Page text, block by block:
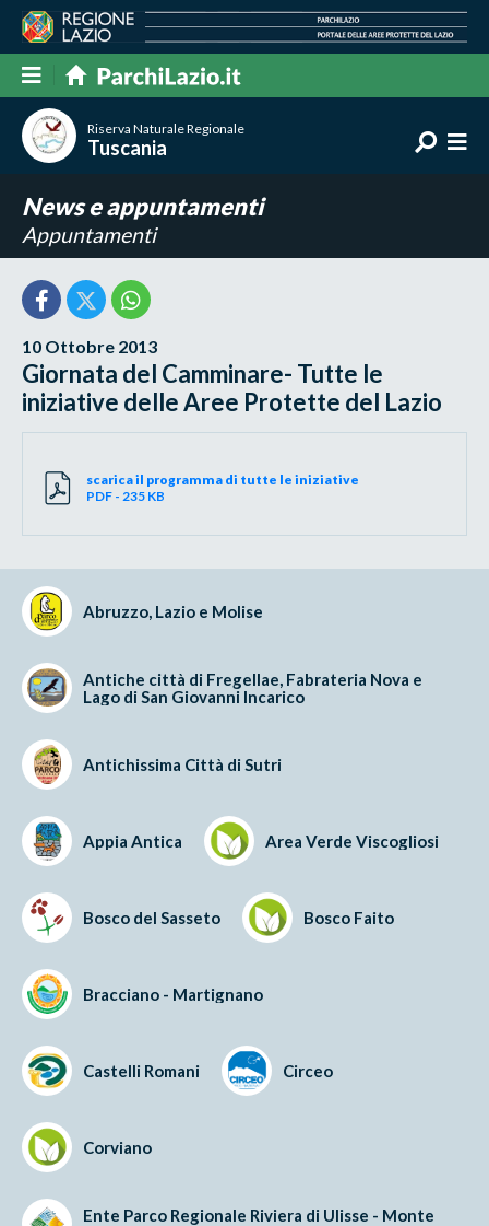
Riserva Naturale Regionale
Tuscania
News e appuntamenti
Appuntamenti
10 Ottobre 2013
Giornata del Camminare- Tutte le
iniziative delle Aree Protette del Lazio
scarica il programma di tutte le iniziative
PDF - 235 KB
Abruzzo, Lazio e Molise
Antiche città di Fregellae, Fabrateria Nova e
Lago di San Giovanni Incarico
Antichissima Città di Sutri
Appia Antica Area Verde Viscogliosi
Bosco del Sasseto Bosco Faito
Bracciano - Martignano
Castelli Romani Circeo
Corviano
Ente Parco Regionale Riviera di Ulisse - Monte